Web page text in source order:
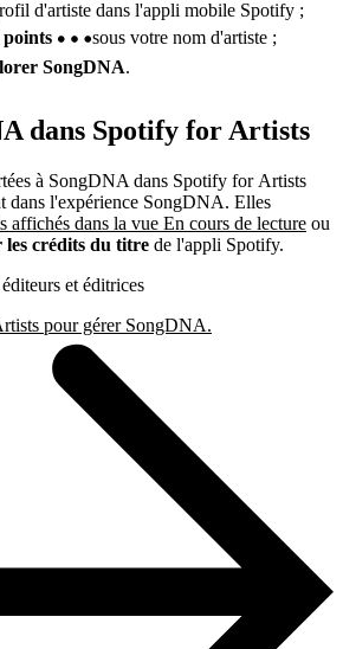
d'artiste dans l'appli mobile Spotify ;
points
sous votre nom d'artiste ;
SongDNA.
dans Spotify for Artists
à SongDNA dans Spotify for Artists
dans l'expérience SongDNA. Elles
affichés dans la vue En cours de lecture ou
les crédits du titre de l'appli Spotify.
et éditrices
pour gérer SongDNA.